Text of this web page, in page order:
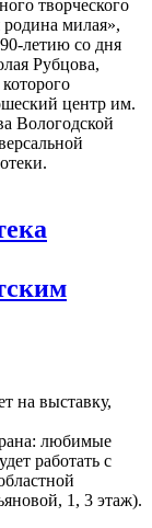
творческого
милая»,
летию со дня
Рубцова,
центр им.
Вологодской
любимые
работать с
1, 3 этаж).